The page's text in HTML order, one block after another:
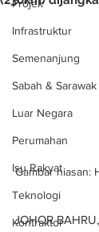
Projek
Infrastruktur
Semenanjung
Sabah & Sarawak
Luar Negara
Perumahan
Isu Rakyat
Teknologi
Kontraktor
Gambar hiasan:
JOHOR